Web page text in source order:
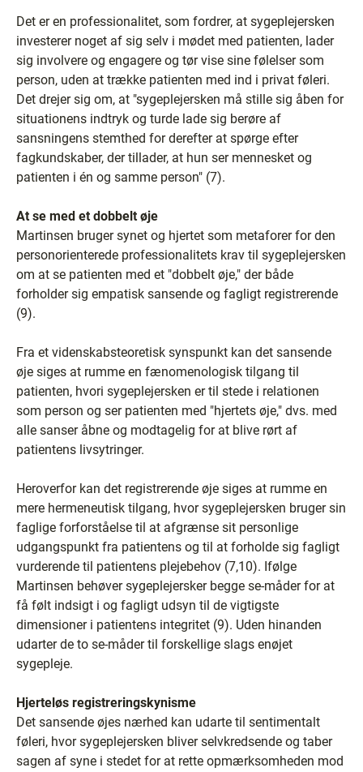
Det er en professionalitet, som fordrer, at sygeplejersken
investerer noget af sig selv i mødet med patienten, lader
sig involvere og engagere og tør vise sine følelser som
person, uden at trække patienten med ind i privat føleri.
Det drejer sig om, at "sygeplejersken må stille sig åben for
situationens indtryk og turde lade sig berøre af
sansningens stemthed for derefter at spørge efter
fagkundskaber, der tillader, at hun ser mennesket og
patienten i én og samme person" (7).
At se med et dobbelt øje
Martinsen bruger synet og hjertet som metaforer for den
personorienterede professionalitets krav til sygeplejersken
om at se patienten med et "dobbelt øje," der både
forholder sig empatisk sansende og fagligt registrerende
(9).
Fra et videnskabsteoretisk synspunkt kan det sansende
øje siges at rumme en fænomenologisk tilgang til
patienten, hvori sygeplejersken er til stede i relationen
som person og ser patienten med "hjertets øje," dvs. med
alle sanser åbne og modtagelig for at blive rørt af
patientens livsytringer.
Heroverfor kan det registrerende øje siges at rumme en
mere hermeneutisk tilgang, hvor sygeplejersken bruger sin
faglige forforståelse til at afgrænse sit personlige
udgangspunkt fra patientens og til at forholde sig fagligt
vurderende til patientens plejebehov (7,10). Ifølge
Martinsen behøver sygeplejersker begge se-måder for at
få følt indsigt i og fagligt udsyn til de vigtigste
dimensioner i patientens integritet (9). Uden hinanden
udarter de to se-måder til forskellige slags enøjet
sygepleje.
Hjerteløs registreringskynisme
Det sansende øjes nærhed kan udarte til sentimentalt
føleri, hvor sygeplejersken bliver selvkredsende og taber
sagen af syne i stedet for at rette opmærksomheden mod